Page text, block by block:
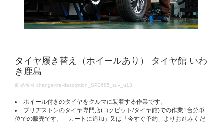
タイヤ履き替え（ホイールあり） タイヤ館 いわ
き鹿島
DETAILS
商品番号 change-tire-desorption_SP2685_suv_u13
ホイール付きのタイヤをクルマに装着する作業です。
ブリヂストンのタイヤ専門店(コクピット/タイヤ館)での作業1台分単
位での販売です。「カートに追加」又は「今すぐ予約」よりお進みくだ